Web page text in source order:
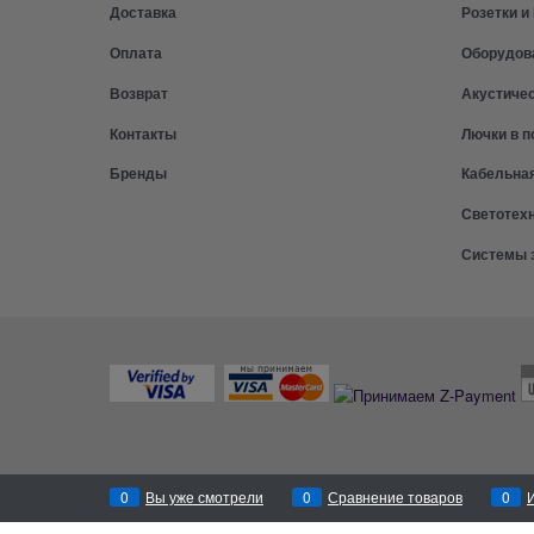
Доставка
Оплата
Возврат
Контакты
Бренды
Розетки
Лючки в
Системы
0 Вы уже смотрели 0 Сравнение товаров 0